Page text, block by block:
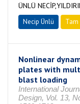
ÜNLÜ
Necip Ünlü
Nonlinear
plates with
blast loading
International
Design, Vol. 13,